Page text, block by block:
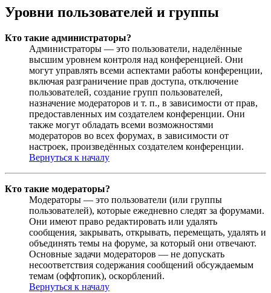
Уровни пользователей и группы
Кто такие администраторы?
Администраторы — это пользователи, наделённые
высшим уровнем контроля над конференцией. Они
могут управлять всеми аспектами работы конференции,
включая разграничение прав доступа, отключение
пользователей, создание групп пользователей,
назначение модераторов и т. п., в зависимости от прав,
предоставленных им создателем конференции. Они
также могут обладать всеми возможностями
модераторов во всех форумах, в зависимости от
настроек, произведённых создателем конференции.
Вернуться к началу
Кто такие модераторы?
Модераторы — это пользователи (или группы
пользователей), которые ежедневно следят за форумами.
Они имеют право редактировать или удалять
сообщения, закрывать, открывать, перемещать, удалять и
объединять темы на форуме, за который они отвечают.
Основные задачи модераторов — не допускать
несоответствия содержания сообщений обсуждаемым
темам (оффтопик), оскорблений.
Вернуться к началу